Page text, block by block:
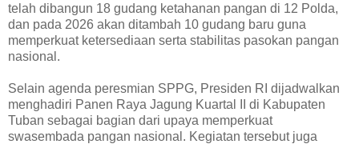
telah dibangun 18 gudang ketahanan pangan di 12 Polda,
dan pada 2026 akan ditambah 10 gudang baru guna
memperkuat ketersediaan serta stabilitas pasokan pangan
nasional.
Selain agenda peresmian SPPG, Presiden RI dijadwalkan
menghadiri Panen Raya Jagung Kuartal II di Kabupaten
Tuban sebagai bagian dari upaya memperkuat
swasembada pangan nasional. Kegiatan tersebut juga